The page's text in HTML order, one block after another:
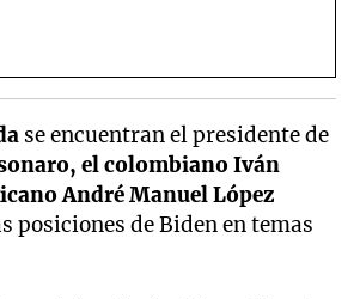
se encuentran el presidente de
el colombiano Iván
André Manuel López
posiciones de Biden en temas